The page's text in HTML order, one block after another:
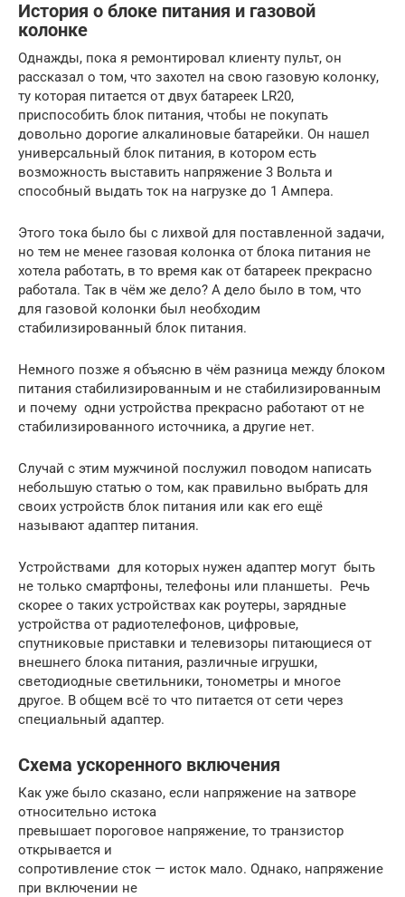
История о блоке питания и газовой
колонке
Однажды, пока я ремонтировал клиенту пульт, он
рассказал о том, что захотел на свою газовую колонку,
ту которая питается от двух батареек LR20,
приспособить блок питания, чтобы не покупать
довольно дорогие алкалиновые батарейки. Он нашел
универсальный блок питания, в котором есть
возможность выставить напряжение 3 Вольта и
способный выдать ток на нагрузке до 1 Ампера.
Этого тока было бы с лихвой для поставленной задачи,
но тем не менее газовая колонка от блока питания не
хотела работать, в то время как от батареек прекрасно
работала. Так в чём же дело? А дело было в том, что
для газовой колонки был необходим
стабилизированный блок питания.
Немного позже я объясню в чём разница между блоком
питания стабилизированным и не стабилизированным
и почему одни устройства прекрасно работают от не
стабилизированного источника, а другие нет.
Случай с этим мужчиной послужил поводом написать
небольшую статью о том, как правильно выбрать для
своих устройств блок питания или как его ещё
называют адаптер питания.
Устройствами для которых нужен адаптер могут быть
не только смартфоны, телефоны или планшеты. Речь
скорее о таких устройствах как роутеры, зарядные
устройства от радиотелефонов, цифровые,
спутниковые приставки и телевизоры питающиеся от
внешнего блока питания, различные игрушки,
светодиодные светильники, тонометры и многое
другое. В общем всё то что питается от сети через
специальный адаптер.
Схема ускоренного включения
Как уже было сказано, если напряжение на затворе
относительно истока
превышает пороговое напряжение, то транзистор
открывается и
сопротивление сток — исток мало. Однако, напряжение
при включении не